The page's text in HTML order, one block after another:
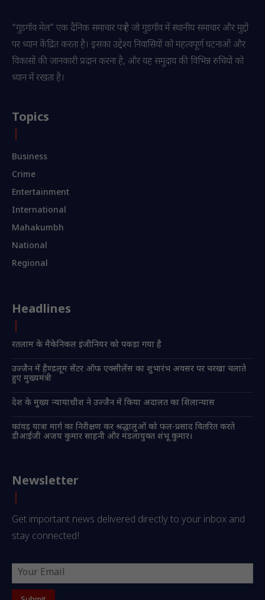
“गुडगाँव मेल” एक दैनिक समाचार पत्र है जो गुडगाँव में स्थानीय समाचार और मुद्दों
पर ध्यान केंद्रित करता है। इसका उद्देश्य निवासियों को महत्वपूर्ण घटनाओं और
विकासों की जानकारी प्रदान करना है, और यह समुदाय की विभिन्न रुचियों को
ध्यान में रखता है।
Topics
Business
Crime
Entertainment
International
Mahakumbh
National
Regional
Headlines
रतलाम के मैकेनिकल इंजीनियर को पकड़ा गया है
उज्जैन में हैण्डलूम सेंटर ऑफ एक्सीलेंस का शुभारंभ अवसर पर चरखा चलाते
हुए मुख्यमंत्री
देश के मुख्य न्यायाधीश ने उज्जैन में किया अदालत का शिलान्यास
कांवड़ यात्रा मार्ग का निरीक्षण कर श्रद्धालुओं को फल-प्रसाद वितरित करते
डीआईजी अजय कुमार साहनी और मंडलायुक्त शंभू कुमार।
Newsletter
Get important news delivered directly to your inbox and
stay connected!